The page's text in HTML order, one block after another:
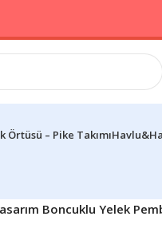
Örtüsü – Pike Takımı
Boncuklu Yelek